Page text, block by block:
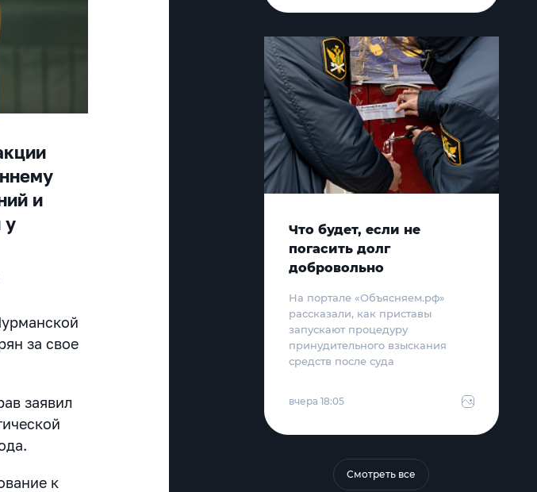
и
у
за свое
заявил
к
Что будет, если не
погасить долг
добровольно
На портале «Объясняем.рф»
рассказали, как приставы
запускают процедуру
принудительного взыскания
средств после суда
вчера 18:05
Смотреть все